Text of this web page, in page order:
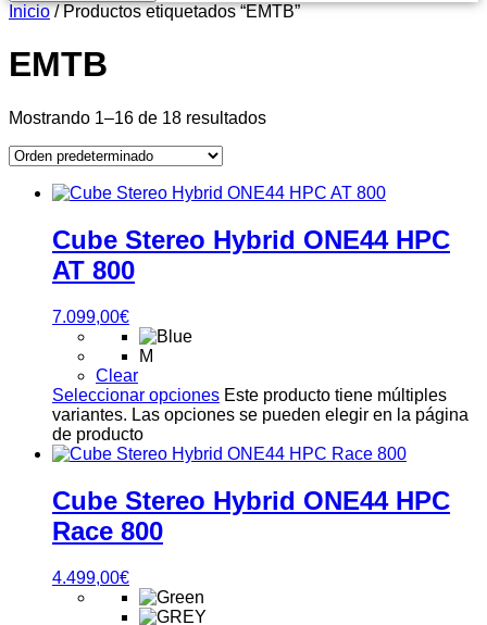
Inicio/ Productos etiquetados “EMTB”
EMTB
Mostrando 1–16 de 18 resultados
Cube Stereo Hybrid ONE44 HPC
AT 800
7.099,00€
M
Clear
Seleccionar opciones Este producto tiene múltiples
variantes. Las opciones se pueden elegir en la página
de producto
Cube Stereo Hybrid ONE44 HPC
Race 800
4.499,00€